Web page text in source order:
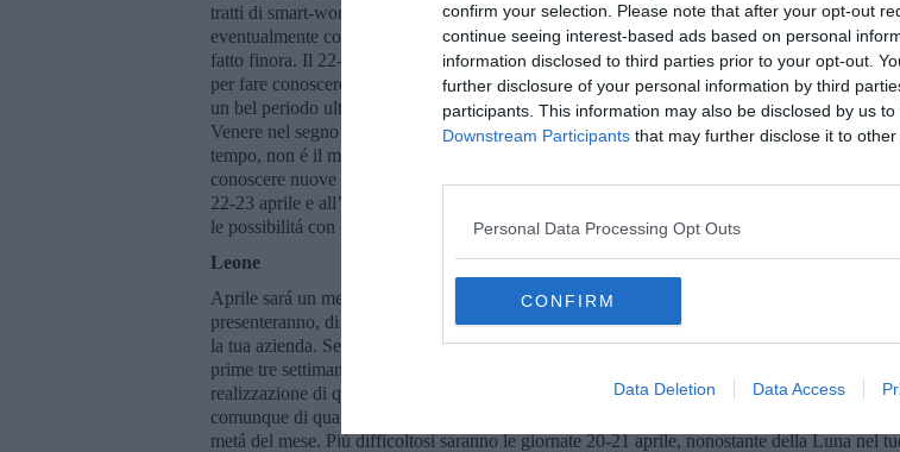
confirm your selection. Please note that after your opt-out
continue seeing interest-based ads based on personal
information disclosed to third parties prior to your opt-out.
further disclosure of your personal information by third
participants. This information may also be disclosed by us
Downstream Participants that may further disclose it to other
Personal Data Processing Opt Outs
CONFIRM
Data Deletion Data Access
tratti di smart-working. La posizione dei pianeti danno la possibilitá ampia di settori
eventualmente coinvolti, puó darsi sceglierai di dedicarti ad un altro tipo di attivitá, rispetto
fatto finora. Il 22-23 aprile saranno giornate fortunate, se hai un’azienda potresti creare il
per fare conoscere la tua attivitá. A livello della vita sentimentale, se hai una relazione,
un bel periodo ultimamente. Ad ogni modo piú certezze arriveranno dopo il 14 aprile, con
Venere nel segno del Toro. Se sei single, alla ricerca di un amore perduto, dovresti lasciare
tempo, non é il momento, quando la persona che desideri, possa ritornare nella tua vita.
conoscere nuove persone, il 12-13-14 aprile, e il 18-19 aprile, quando la Luna sará nel tuo
22-23 aprile e all’inizio dell’ultima settimana lavorativa. Venere ti aprirá l’orizzonte verso
le possibilitá con entusiasmo.
Leone
Aprile sará un mese con tante iniziative. A livello lavorativo per te é un ottimo momento,
presenteranno, di cui dovrai approfittare al volo. Avrai qualche persona che ti aiuterá ad
la tua azienda. Se invece fossi alla ricerca di un lavoro, nel mese di aprile potresti trovarlo,
prime tre settimane. Il 12 aprile la Luna Nuova nel segno dell’Ariete potrebbe aprirti la
realizzazione di qualcosa importante per la tua carriera. Potrebbe trattarsi di un corso di
comunque di qualcosa che dará un valore aggiunto alla tua professionalitá. Giornate
metá del mese. Piú difficoltosi saranno le giornate 20-21 aprile, nonostante della Luna nel